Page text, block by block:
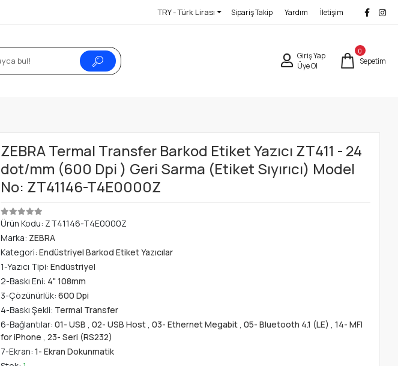
TRY - Türk Lirası Sipariş Takip Yardım İletişim
Giriş Yap
Üye Ol
0
Sepetim
ZEBRA Termal Transfer Barkod Etiket Yazıcı ZT411 - 24
dot/mm (600 Dpi ) Geri Sarma (Etiket Sıyırıcı) Model
No: ZT41146-T4E0000Z
Ürün Kodu: ZT41146-T4E0000Z
Marka: ZEBRA
Kategori: Endüstriyel Barkod Etiket Yazıcılar
1-Yazıcı Tipi: Endüstriyel
2-Baskı Eni: 4" 108mm
3-Çözünürlük: 600 Dpi
4-Baskı Şekli: Termal Transfer
6-Bağlantılar: 01- USB , 02- USB Host, 03- Ethernet Megabit, 05- Bluetooth 4.1 (LE) , 14- MFI
for iPhone , 23- Seri (RS232)
7-Ekran: 1- Ekran Dokunmatik